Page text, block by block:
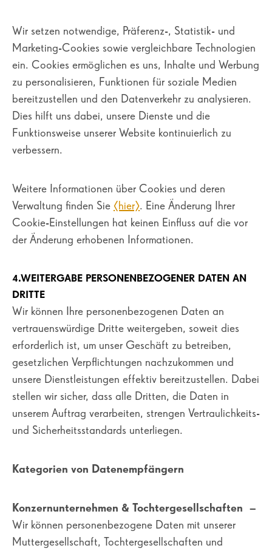
Wir setzen notwendige, Präferenz-, Statistik- und
Marketing-Cookies sowie vergleichbare Technologien
ein. Cookies ermöglichen es uns, Inhalte und Werbung
zu personalisieren, Funktionen für soziale Medien
bereitzustellen und den Datenverkehr zu analysieren.
Dies hilft uns dabei, unsere Dienste und die
Funktionsweise unserer Website kontinuierlich zu
verbessern.
Weitere Informationen über Cookies und deren
Verwaltung finden Sie [hier]. Eine Änderung Ihrer
Cookie-Einstellungen hat keinen Einfluss auf die vor
der Änderung erhobenen Informationen.
4.WEITERGABE PERSONENBEZOGENER DATEN AN
DRITTE
Wir können Ihre personenbezogenen Daten an
vertrauenswürdige Dritte weitergeben, soweit dies
erforderlich ist, um unser Geschäft zu betreiben,
gesetzlichen Verpflichtungen nachzukommen und
unsere Dienstleistungen effektiv bereitzustellen. Dabei
stellen wir sicher, dass alle Dritten, die Daten in
unserem Auftrag verarbeiten, strengen Vertraulichkeits-
und Sicherheitsstandards unterliegen.
Kategorien von Datenempfängern
Konzernunternehmen & Tochtergesellschaften –
Wir können personenbezogene Daten mit unserer
Muttergesellschaft, Tochtergesellschaften und